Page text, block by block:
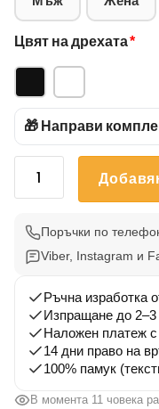
Цвят на дрехата*
🎁 Направи
количество
Грифон
002
Поръчки по
Viber, Instagram и
Ръчна изработка
Изпращане до 2–3
Наложен платеж с
14 дни право на
100% памук
В момента 11 човека